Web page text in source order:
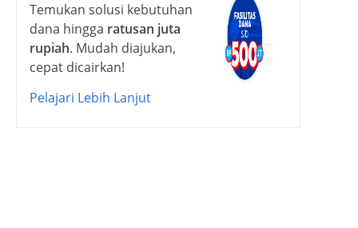
Temukan solusi kebutuhan
dana hingga ratusan juta
rupiah. Mudah diajukan,
cepat dicairkan!
Pelajari Lebih Lanjut